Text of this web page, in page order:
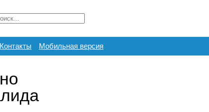
Контакты Мобильная версия